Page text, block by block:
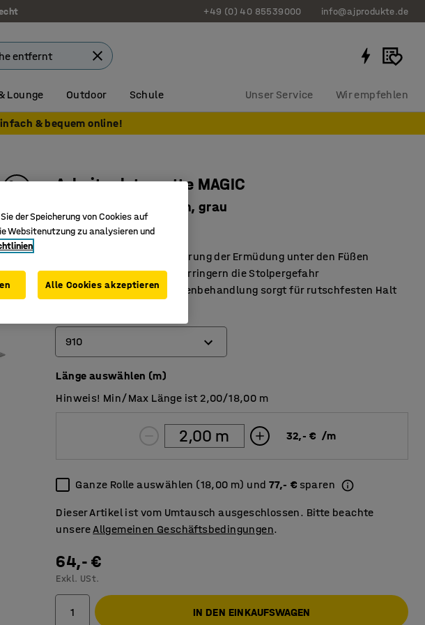
+49 (0) 40 85539000 info@ajprodukte.de
Lounge Outdoor Schule Unser Service Wir empfehlen
& bequem online!
Arbeitsplatzmatte MAGIC
Meterware, B 910 mm, grau
Art. Nr.:20806
Sorgt für eine gute Linderung der Ermüdung unter den Füßen
Abgeschrägte Kanten verringern die Stolpergefahr
Strukturierte Oberflächenbehandlung sorgt für rutschfesten Halt
910
610
910
Länge auswählen (m)
Hinweis! Min/Max Länge ist 2,00/18,00 m
32,- € /m
Ganze Rolle auswählen (18,00 m) und 77,- € sparen
Dieser Artikel ist vom Umtausch ausgeschlossen. Bitte beachte
unsereAllgemeinen Geschäftsbedingungen.
64,- €
Exkl. USt.
IN DEN EINKAUFSWAGEN
der Speicherung von Cookies auf
Websitenutzung zu analysieren und
Alle Cookies akzeptieren